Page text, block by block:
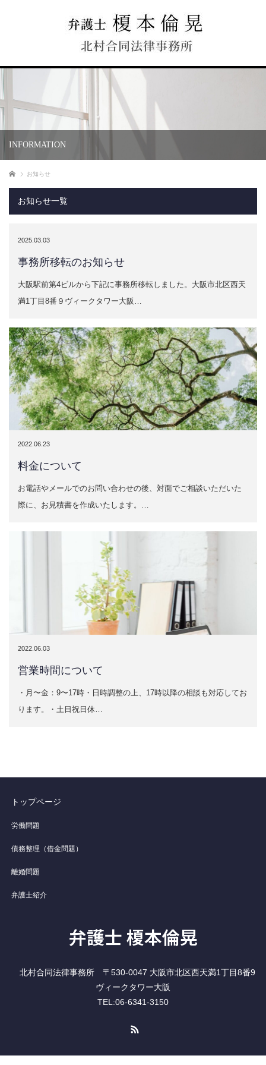
INFORMATION
ホーム お知らせ
お知らせ一覧
2025.03.03
事務所移転のお知らせ
大阪駅前第4ビルから下記に事務所移転しました。大阪市北区西天
満1丁目8番９ヴィークタワー大阪…
2022.06.23
料金について
お電話やメールでのお問い合わせの後、対面でご相談いただいた
際に、お見積書を作成いたします。…
2022.06.03
営業時間について
・月〜金：9〜17時・日時調整の上、17時以降の相談も対応してお
ります。・土日祝日休…
トップページ
労働問題
債務整理（借金問題）
離婚問題
弁護士紹介
弁護士 榎本倫晃
北村合同法律事務所 〒530-0047 大阪市北区西天満1丁目8番9
ヴィークタワー大阪
TEL:06-6341-3150